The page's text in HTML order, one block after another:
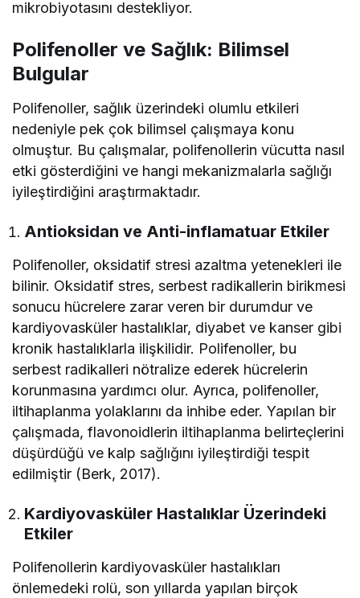
mikrobiyotasını destekliyor.
Polifenoller ve Sağlık: Bilimsel
Bulgular
Polifenoller, sağlık üzerindeki olumlu etkileri
nedeniyle pek çok bilimsel çalışmaya konu
olmuştur. Bu çalışmalar, polifenollerin vücutta nasıl
etki gösterdiğini ve hangi mekanizmalarla sağlığı
iyileştirdiğini araştırmaktadır.
Antioksidan ve Anti-inflamatuar Etkiler
Polifenoller, oksidatif stresi azaltma yetenekleri ile
bilinir. Oksidatif stres, serbest radikallerin birikmesi
sonucu hücrelere zarar veren bir durumdur ve
kardiyovasküler hastalıklar, diyabet ve kanser gibi
kronik hastalıklarla ilişkilidir. Polifenoller, bu
serbest radikalleri nötralize ederek hücrelerin
korunmasına yardımcı olur. Ayrıca, polifenoller,
iltihaplanma yolaklarını da inhibe eder. Yapılan bir
çalışmada, flavonoidlerin iltihaplanma belirteçlerini
düşürdüğü ve kalp sağlığını iyileştirdiği tespit
edilmiştir (Berk, 2017).
Kardiyovasküler Hastalıklar Üzerindeki
Etkiler
Polifenollerin kardiyovasküler hastalıkları
önlemedeki rolü, son yıllarda yapılan birçok